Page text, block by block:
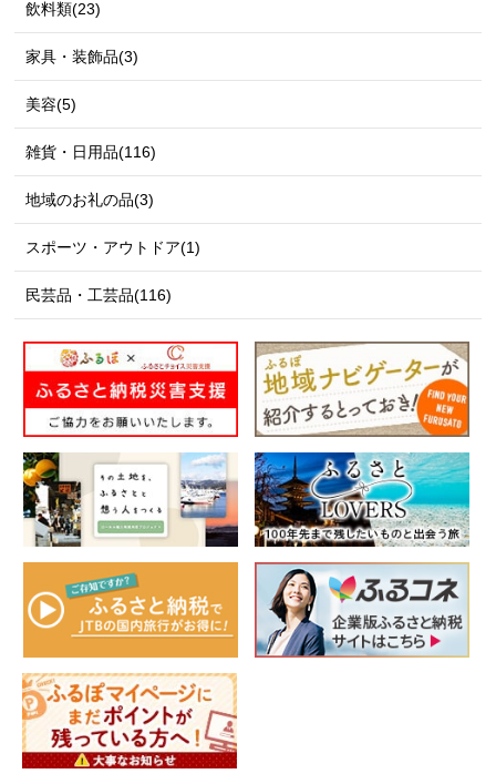
飲料類(23)
家具・装飾品(3)
美容(5)
雑貨・日用品(116)
地域のお礼の品(3)
スポーツ・アウトドア(1)
民芸品・工芸品(116)